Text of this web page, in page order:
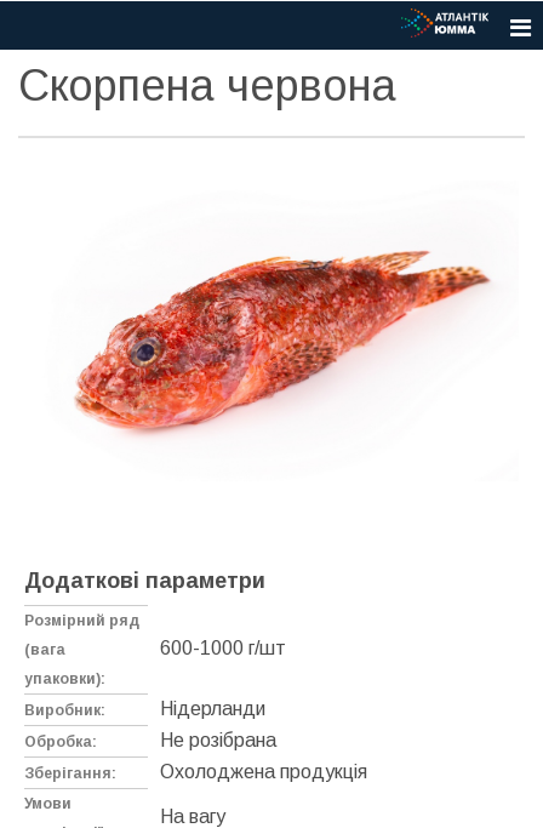
Скорпена червона
Додаткові параметри
Розмірний ряд
(вага
упаковки):
600-1000 г/шт
Виробник: Нідерланди
Обробка: Не розібрана
Зберігання: Охолоджена продукція
Умови
На вагу